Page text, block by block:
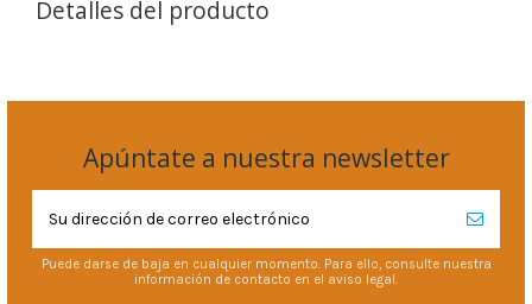
Detalles del producto
Apúntate a nuestra newsletter
Puede darse de baja en cualquier momento. Para ello, consulte nuestra
información de contacto en el aviso legal.